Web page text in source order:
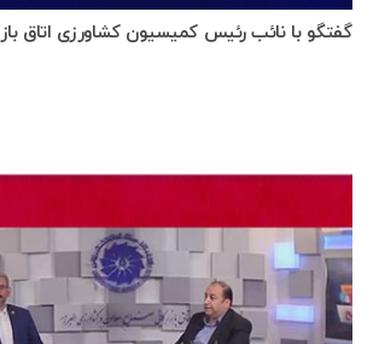
گفتگو با نائب رئیس کمیسیون کشاورزی اتاق